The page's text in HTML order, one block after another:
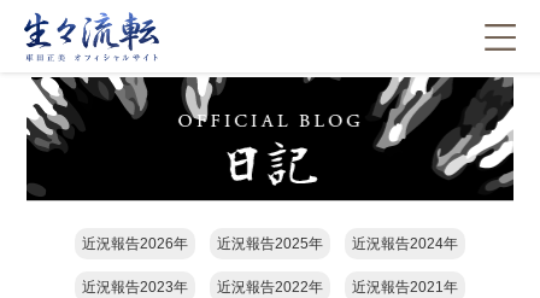
近況報告2026年 近況報告2025年 近況報告2024年
近況報告2023年 近況報告2022年 近況報告2021年